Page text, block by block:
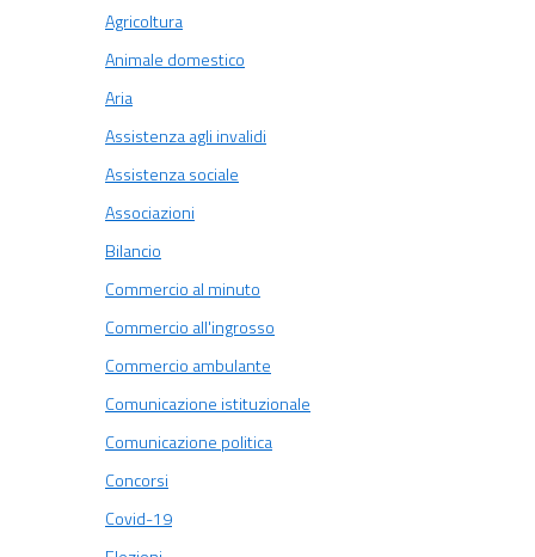
Agricoltura
Animale domestico
Aria
Assistenza agli invalidi
Assistenza sociale
Associazioni
Bilancio
Commercio al minuto
Commercio all'ingrosso
Commercio ambulante
Comunicazione istituzionale
Comunicazione politica
Concorsi
Covid-19